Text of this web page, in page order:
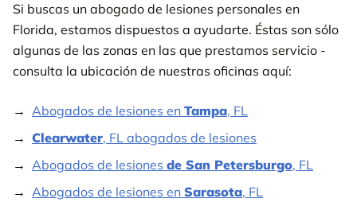
Si buscas un abogado de lesiones personales en
Florida, estamos dispuestos a ayudarte. Éstas son sólo
algunas de las zonas en las que prestamos servicio -
consulta la ubicación de nuestras oficinas aquí:
Abogados de lesiones en Tampa, FL
Clearwater, FL abogados de lesiones
Abogados de lesiones de San Petersburgo, FL
Abogados de lesiones en Sarasota, FL